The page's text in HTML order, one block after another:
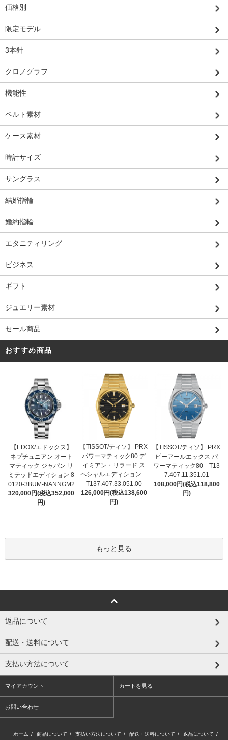
価格別
限定モデル
3本針
クロノグラフ
機能性
ベルト素材
ケース素材
時計サイズ
サングラス
結婚指輪
婚約指輪
エタニティリング
ビジネス
ギフト
ジュエリー素材
セール商品
おすすめ商品
【EDOX/エドックス】
ネプチュニアン オート
マティック ジャパン リ
ミテッドエディション 8
0120-3BUM-NANNGM2
320,000円(税込352,000
円)
【TISSOT/ティソ】 PRX
パワーマティック80 デ
イミアン・リラード ス
ペシャルエディション
T137.407.33.051.00
126,000円(税込138,600
円)
【TISSOT/ティソ】 PRX
ピーアールエックス パ
ワーマティック80 T13
7.407.11.351.01
108,000円(税込118,800
円)
もっと見る
返品について
配送・送料について
支払い方法について
マイアカウント カートを見る
お問い合わせ
ホーム / 商品について / 支払い方法について / 配送・送料について / 返品について /